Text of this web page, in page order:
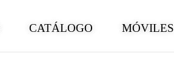
CATÁLOGO MÓVILES